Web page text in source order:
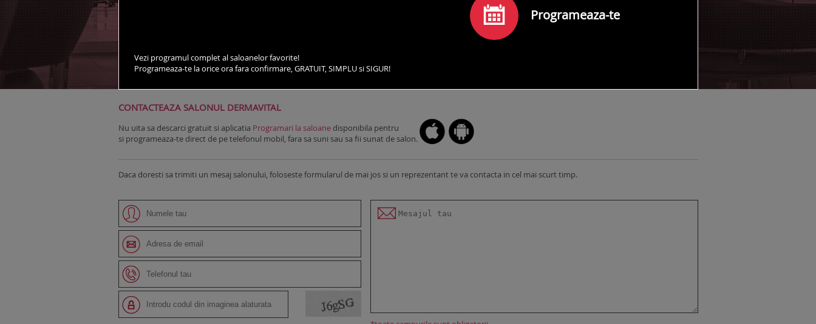
DESPRE SALON SERVICII
CONTACTEAZA SALONUL DERMAVITAL
Nu uita sa descarci gratuit si aplicatia Programari la saloanedisponibila pentru
si programeaza-te direct de pe telefonul mobil, fara sa suni sau sa fii sunat de salon.
Daca doresti sa trimiti un mesaj salonului, foloseste formularul de mai jos si un reprezentant te va contacta in cel mai scurt timp.
Programeaza-te
Vezi programul complet al saloanelor favorite!
Programeaza-te la orice ora fara confirmare, GRATUIT, SIMPLU si SIGUR!